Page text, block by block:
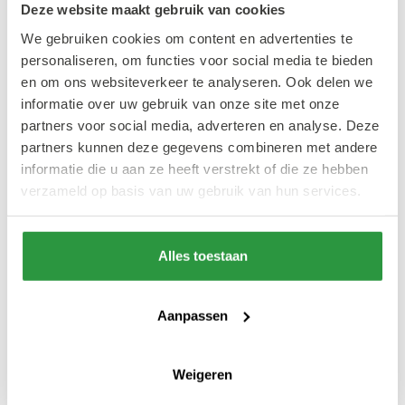
Deze website maakt gebruik van cookies
We gebruiken cookies om content en advertenties te
personaliseren, om functies voor social media te bieden
en om ons websiteverkeer te analyseren. Ook delen we
informatie over uw gebruik van onze site met onze
partners voor social media, adverteren en analyse. Deze
partners kunnen deze gegevens combineren met andere
informatie die u aan ze heeft verstrekt of die ze hebben
verzameld op basis van uw gebruik van hun services.
Alles toestaan
Aanpassen
Weigeren